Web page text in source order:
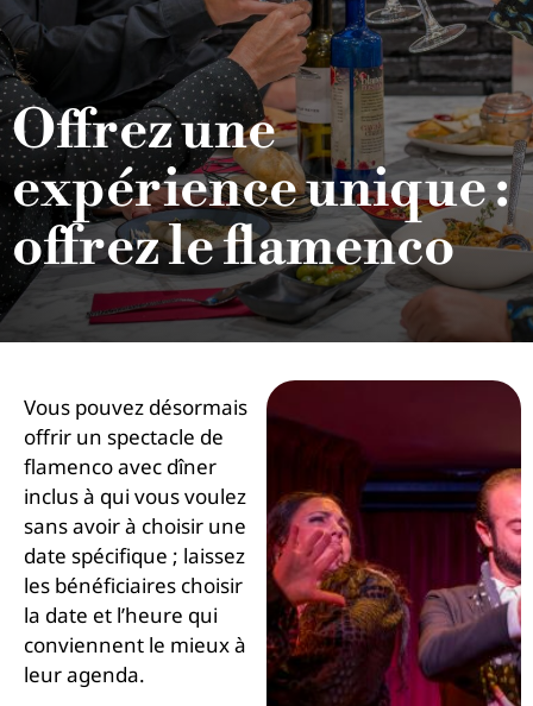
Offrez une
expérience unique :
offrez le flamenco
Vous pouvez désormais
offrir un spectacle de
flamenco avec dîner
inclus à qui vous voulez
sans avoir à choisir une
date spécifique ; laissez
les bénéficiaires choisir
la date et l’heure qui
conviennent le mieux à
leur agenda.